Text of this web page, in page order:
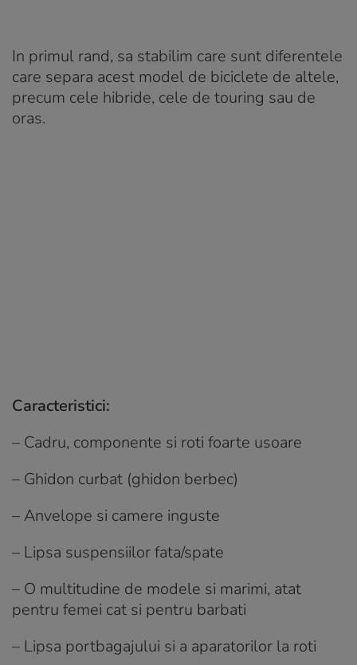
In primul rand, sa stabilim care sunt diferentele
care separa acest model de biciclete de altele,
precum cele hibride, cele de touring sau de
oras.
Caracteristici:
– Cadru, componente si roti foarte usoare
– Ghidon curbat (ghidon berbec)
– Anvelope si camere inguste
– Lipsa suspensiilor fata/spate
– O multitudine de modele si marimi, atat
pentru femei cat si pentru barbati
– Lipsa portbagajului si a aparatorilor la roti